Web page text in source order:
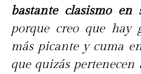
bastante clasismo en
porque creo que hay
más picante y cuma
que quizás pertenecen